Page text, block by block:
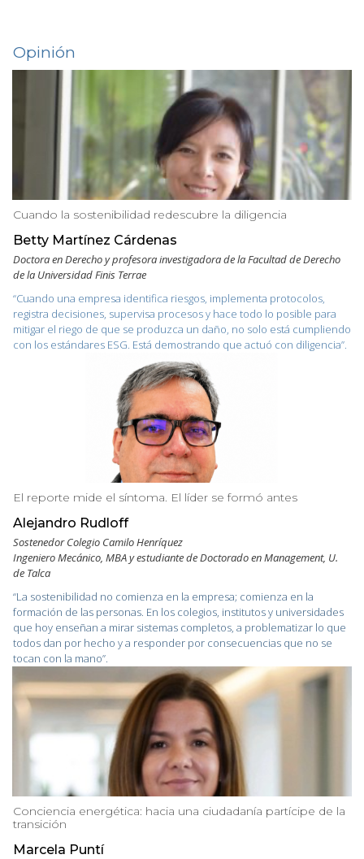
Opinión
Cuando la sostenibilidad redescubre la diligencia
Betty Martínez Cárdenas
Doctora en Derecho y profesora investigadora de la Facultad de Derecho
de la Universidad Finis Terrae
“Cuando una empresa identifica riesgos, implementa protocolos,
registra decisiones, supervisa procesos y hace todo lo posible para
mitigar el riego de que se produzca un daño, no solo está cumpliendo
con los estándares ESG. Está demostrando que actuó con diligencia”.
El reporte mide el síntoma. El líder se formó antes
Alejandro Rudloff
Sostenedor Colegio Camilo Henríquez
Ingeniero Mecánico, MBA y estudiante de Doctorado en Management, U.
de Talca
“La sostenibilidad no comienza en la empresa; comienza en la
formación de las personas. En los colegios, institutos y universidades
que hoy enseñan a mirar sistemas completos, a problematizar lo que
todos dan por hecho y a responder por consecuencias que no se
tocan con la mano”.
Conciencia energética: hacia una ciudadanía partícipe de la
transición
Marcela Puntí